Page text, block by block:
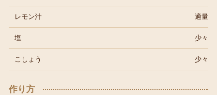
レモン汁 適量
塩 少々
こしょう 少々
作り方